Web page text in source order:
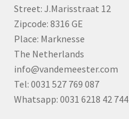
Street: J.Marisstraat 12
Zipcode: 8316 GE
Place: Marknesse
The Netherlands
info@vandemeester.com
Tel: 0031 527 769 087
Whatsapp: 0031 6218 42 744